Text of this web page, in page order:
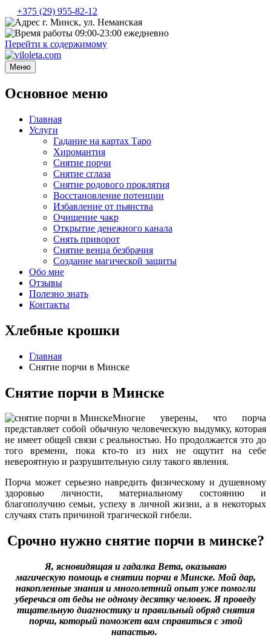
+375 (29) 955-82-12
г. Минск, ул. Неманская
09:00-23:00 ежедневно
Перейти к содержимому
Меню
Основное меню
Главная
Услуги
Гадание на картах Таро
Хиромантия
Снятие порчи
Снятие сглаза
Снятие родового проклятия
Восстановление потенции
Избавление от пьянства
Очищение чакр
Открытие денежного канала
Снять приворот
Снятие венца безбрачия
Создание магической защиты
Обо мне
Отзывы
Полезно знать
Контакты
Хлебные крошки
Главная
Снятие порчи в Минске
Снятие порчи в Минске
Многие уверены, что порча
представляет собой обычную человеческую выдумку, которая
не имеет общей связи с реальностью. Но продолжается это до
того времени, пока кто-то из них не ощутит на себе
невероятную и разрушительную силу такого явления.
Порча может серьезно навредить физическому и душевному
здоровью личности, материальному состоянию и
благополучию семьи, успеху в личной жизни, а в некоторых
случаях стать причиной трагической гибели.
Срочно нужно снятие порчи в минске?
Я, ясновидящая и гадалка Вета, оказываю
магическую помощь в снятии порчи в Минске. Мой дар,
накопленные знания и многолетний опыт уже помогли
уберечься от беды не одному десятку человек. Я проведу
тщательную диагностику и правильный обряд снятия
порчи, который поможет вам справиться с этой
напастью.